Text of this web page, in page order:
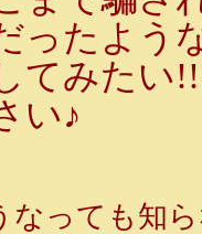
ったよう
てみたい
い♪
っても知ら